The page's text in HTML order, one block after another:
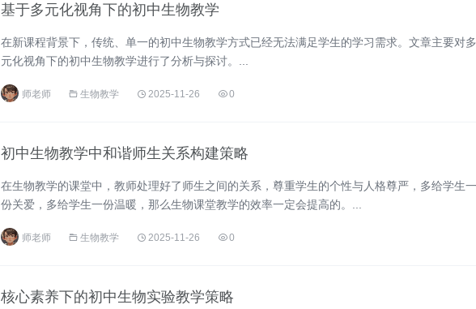
基于多元化视角下的初中生物教学
在新课程背景下，传统、单一的初中生物教学方式已经无法满足学生的学习需求。文章主要对多
元化视角下的初中生物教学进行了分析与探讨。...
师老师 生物教学 2025-11-26 0
初中生物教学中和谐师生关系构建策略
在生物教学的课堂中，教师处理好了师生之间的关系，尊重学生的个性与人格尊严，多给学生一
份关爱，多给学生一份温暖，那么生物课堂教学的效率一定会提高的。...
师老师 生物教学 2025-11-26 0
核心素养下的初中生物实验教学策略